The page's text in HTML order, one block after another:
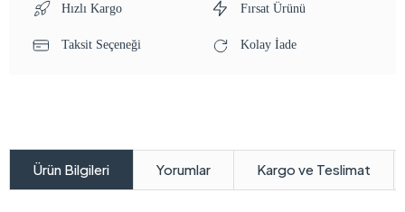
Hızlı Kargo Fırsat Ürünü
Taksit Seçeneği Kolay İade
Ürün Bilgileri Yorumlar Kargo ve Teslimat